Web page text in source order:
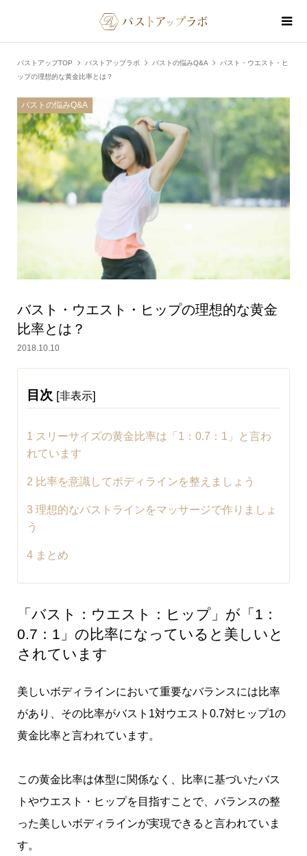
バストアップTOP バストアップラボ バストの悩みQ&A
バスト・ウエスト・ヒ
ップの理想的な黄金比率とは？
バストの悩みQ&A
バスト・ウエスト・ヒップの理想的な黄金
比率とは？
2018.10.10
目次 [非表示]
1 スリーサイズの黄金比率は「1：0.7：1」と言わ
れています
2 比率を意識してボディラインを整えましょう
3 理想的なバストラインをマッサージで作りましょ
う
4 まとめ
「バスト：ウエスト：ヒップ」が「1：
0.7：1」の比率になっていると美しいと
されています
美しいボディラインにおいて重要なバランスには比率
があり、その比率がバスト1対ウエスト0.7対ヒップ1の
黄金比率と言われています。
この黄金比率は体型に関係なく、比率に基づいたバス
トやウエスト・ヒップを目指すことで、バランスの整
った美しいボディラインが実現できると言われていま
す。